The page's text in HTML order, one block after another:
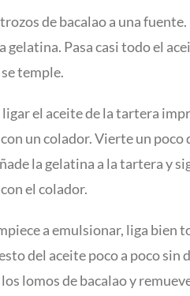
de bacalao a una
gelatina. Pasa casi todo el
temple.
ligar el aceite de la tartera
un colador. Vierte un poco
la gelatina a la tartera y
el colador.
a emulsionar, liga bien
del aceite poco a poco sin
lomos de bacalao y